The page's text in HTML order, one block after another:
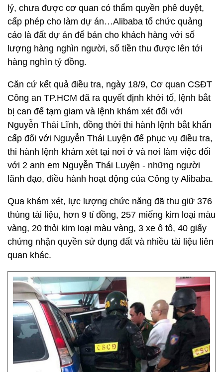
lý, chưa được cơ quan có thẩm quyền phê duyệt,
cấp phép cho làm dự án…Alibaba tổ chức quảng
cáo là đất dự án để bán cho khách hàng với số
lượng hàng nghìn người, số tiền thu được lên tới
hàng nghìn tỷ đồng.
Căn cứ kết quả điều tra, ngày 18/9, Cơ quan CSĐT
Công an TP.HCM đã ra quyết định khởi tố, lệnh bắt
bị can để tạm giam và lệnh khám xét đối với
Nguyễn Thái Lĩnh, đồng thời thi hành lệnh bắt khẩn
cấp đối với Nguyễn Thái Luyện để phục vụ điều tra,
thi hành lệnh khám xét tại nơi ở và nơi làm việc đối
với 2 anh em Nguyễn Thái Luyện - những người
lãnh đạo, điều hành hoạt động của Công ty Alibaba.
Qua khám xét, lực lượng chức năng đã thu giữ 376
thùng tài liệu, hơn 9 tỉ đồng, 257 miếng kim loại màu
vàng, 20 thỏi kim loại màu vàng, 3 xe ô tô, 40 giấy
chứng nhận quyền sử dụng đất và nhiều tài liệu liên
quan khác.